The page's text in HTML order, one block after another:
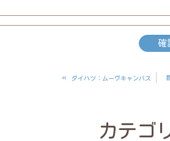
« ダイハツ：ムーヴキャンバス
カテゴ